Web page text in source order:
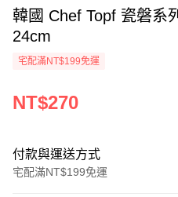
韓國 Chef Topf 瓷磐系
24cm
宅配滿NT$199免運
NT$270
付款與運送方式
宅配滿NT$199免運